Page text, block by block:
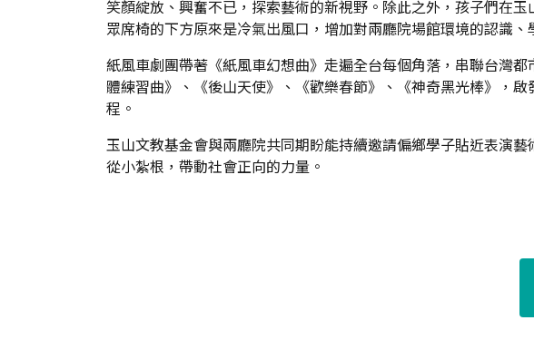
笑顏綻放、興奮不已，探索藝術的新視野。除此之外，孩子們在
眾席椅的下方原來是冷氣出風口，增加對兩廳院場館環境的認識
紙風車劇團帶著《紙風車幻想曲》走遍全台每個角落，串聯台灣
體練習曲》、《後山天使》、《歡樂春節》、《神奇黑光棒》，
程。
玉山文教基金會與兩廳院共同期盼能持續邀請偏鄉學子貼近表演
從小紮根，帶動社會正向的力量。